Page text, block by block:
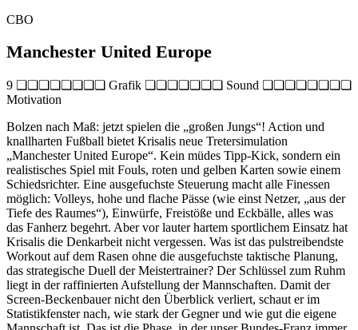
CBO
Manchester United Europe
9 ❏❏❏❏❏❏❏❏ Grafik ❏❏❏❏❏❏❏ Sound ❏❏❏❏❏❏❏❏
Motivation
Bolzen nach Maß: jetzt spielen die „großen Jungs“! Action und
knallharten Fußball bietet Krisalis neue Tretersimulation
„Manchester United Europe“. Kein müdes Tipp-Kick, sondern ein
realistisches Spiel mit Fouls, roten und gelben Karten sowie einem
Schiedsrichter. Eine ausgefuchste Steuerung macht alle Finessen
möglich: Volleys, hohe und flache Pässe (wie einst Netzer, „aus der
Tiefe des Raumes“), Einwürfe, Freistöße und Eckbälle, alles was
das Fanherz begehrt. Aber vor lauter hartem sportlichem Einsatz hat
Krisalis die Denkarbeit nicht vergessen. Was ist das pulstreibendste
Workout auf dem Rasen ohne die ausgefuchste taktische Planung,
das strategische Duell der Meistertrainer? Der Schlüssel zum Ruhm
liegt in der raffinierten Aufstellung der Mannschaften. Damit der
Screen-Beckenbauer nicht den Überblick verliert, schaut er im
Statistikfenster nach, wie stark der Gegner und wie gut die eigene